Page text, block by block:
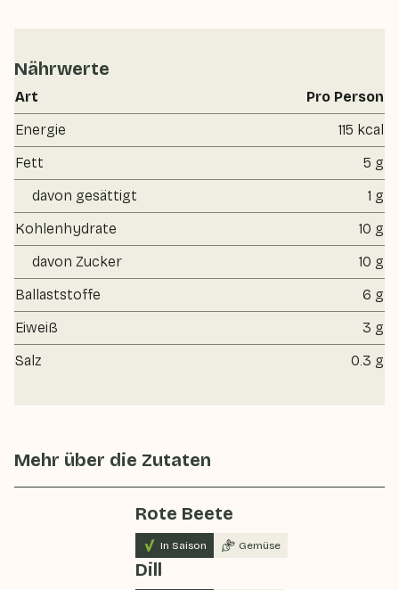
Nährwerte
Art
Pro Person
Energie
115 kcal
Fett
5 g
davon gesättigt
1 g
Kohlenhydrate
10 g
davon Zucker
10 g
Ballaststoffe
6 g
Eiweiß
3 g
Salz
0.3 g
Mehr über die Zutaten
Rote Beete
In Saison Gemüse
Dill